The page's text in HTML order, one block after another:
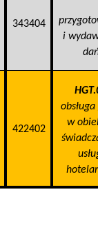
343404
i
422402
w